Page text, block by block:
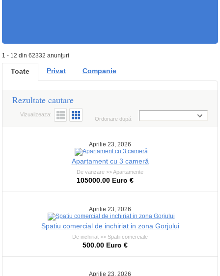
1 - 12 din 62332 anunţuri
Toate Privat Companie
Rezultate cautare
Ordonare după:
Vizualizeaza:
Aprilie 23, 2026
Apartament cu 3 cameră
De vanzare >> Apartamente
105000.00 Euro €
Aprilie 23, 2026
Spatiu comercial de inchiriat in zona Gorjului
De inchiriat >> Spatii comerciale
500.00 Euro €
Aprilie 23, 2026